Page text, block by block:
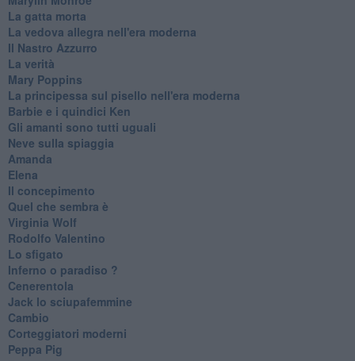
La gatta morta
La vedova allegra nell'era moderna
​Il Nastro Azzurro
La verità
Mary Poppins
La principessa sul pisello nell'era moderna
Barbie e i quindici Ken
Gli amanti sono tutti uguali
Neve sulla spiaggia
Amanda
Elena
Il concepimento
Quel che sembra è
Virginia Wolf
Rodolfo Valentino
Lo sfigato
Inferno o paradiso ?
Cenerentola
Jack lo sciupafemmine
Cambio
Corteggiatori moderni
Peppa Pig